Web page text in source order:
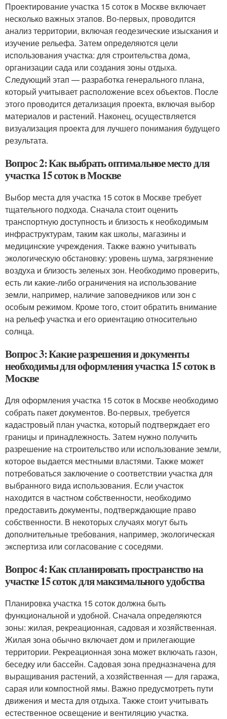
Проектирование участка 15 соток в Москве включает
несколько важных этапов. Во-первых, проводится
анализ территории, включая геодезические изыскания и
изучение рельефа. Затем определяются цели
использования участка: для строительства дома,
организации сада или создания зоны отдыха.
Следующий этап — разработка генерального плана,
который учитывает расположение всех объектов. После
этого проводится детализация проекта, включая выбор
материалов и растений. Наконец, осуществляется
визуализация проекта для лучшего понимания будущего
результата.
Вопрос 2: Как выбрать оптимальное место для
участка 15 соток в Москве
Выбор места для участка 15 соток в Москве требует
тщательного подхода. Сначала стоит оценить
транспортную доступность и близость к необходимым
инфраструктурам, таким как школы, магазины и
медицинские учреждения. Также важно учитывать
экологическую обстановку: уровень шума, загрязнение
воздуха и близость зеленых зон. Необходимо проверить,
есть ли какие-либо ограничения на использование
земли, например, наличие заповедников или зон с
особым режимом. Кроме того, стоит обратить внимание
на рельеф участка и его ориентацию относительно
солнца.
Вопрос 3: Какие разрешения и документы
необходимы для оформления участка 15 соток в
Москве
Для оформления участка 15 соток в Москве необходимо
собрать пакет документов. Во-первых, требуется
кадастровый план участка, который подтверждает его
границы и принадлежность. Затем нужно получить
разрешение на строительство или использование земли,
которое выдается местными властями. Также может
потребоваться заключение о соответствии участка для
выбранного вида использования. Если участок
находится в частном собственности, необходимо
предоставить документы, подтверждающие право
собственности. В некоторых случаях могут быть
дополнительные требования, например, экологическая
экспертиза или согласование с соседями.
Вопрос 4: Как спланировать пространство на
участке 15 соток для максимального удобства
Планировка участка 15 соток должна быть
функциональной и удобной. Сначала определяются
зоны: жилая, рекреационная, садовая и хозяйственная.
Жилая зона обычно включает дом и прилегающие
территории. Рекреационная зона может включать газон,
беседку или бассейн. Садовая зона предназначена для
выращивания растений, а хозяйственная — для гаража,
сарая или компостной ямы. Важно предусмотреть пути
движения и места для отдыха. Также стоит учитывать
естественное освещение и вентиляцию участка.